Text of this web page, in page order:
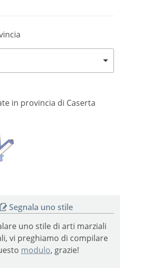
in provincia di Caserta
marziali
Segnala uno stile
uno stile di arti marziali
vi preghiamo di compilare
modulo, grazie!